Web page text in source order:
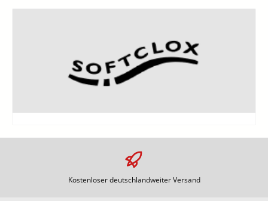
Kostenloser deutschlandweiter Versand